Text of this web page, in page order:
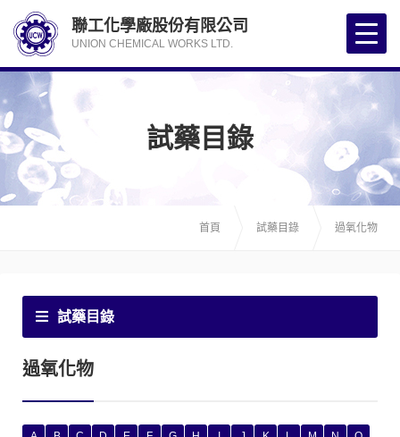
試藥目錄
首頁 試藥目錄 過氧化物
試藥目錄
過氧化物
聯工化學廠股份有限公司
UNION CHEMICAL WORKS LTD.